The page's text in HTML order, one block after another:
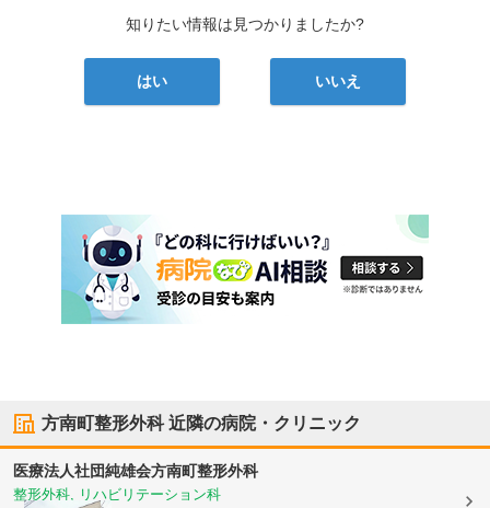
知りたい情報は見つかりましたか?
はい いいえ
方南町整形外科近隣の病院・クリニック
医療法人社団純雄会方南町整形外科
整形外科, リハビリテーション科